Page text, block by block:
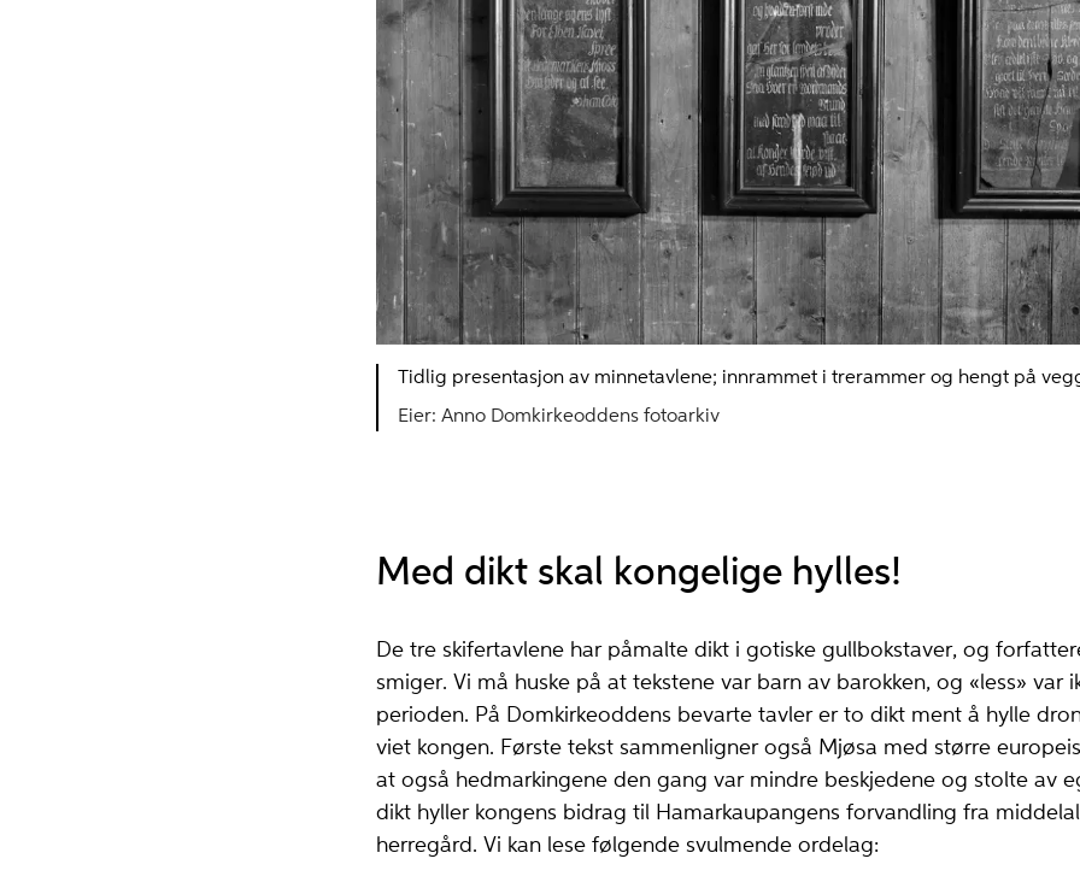
Tidlig presentasjon av minnetavlene; innrammet i trerammer og hengt på
Anno Domkirkeoddens fotoarkiv
Med dikt skal kongelige hylles!
De tre skifertavlene har påmalte dikt i gotiske gullbokstaver, og
smiger. Vi må huske på at tekstene var barn av barokken, og «less» var
perioden. På Domkirkeoddens bevarte tavler er to dikt ment å hylle
viet kongen. Første tekst sammenligner også Mjøsa med større
at også hedmarkingene den gang var mindre beskjedene og stolte av
dikt hyller kongens bidrag til Hamarkaupangens forvandling fra
herregård. Vi kan lese følgende svulmende ordelag: